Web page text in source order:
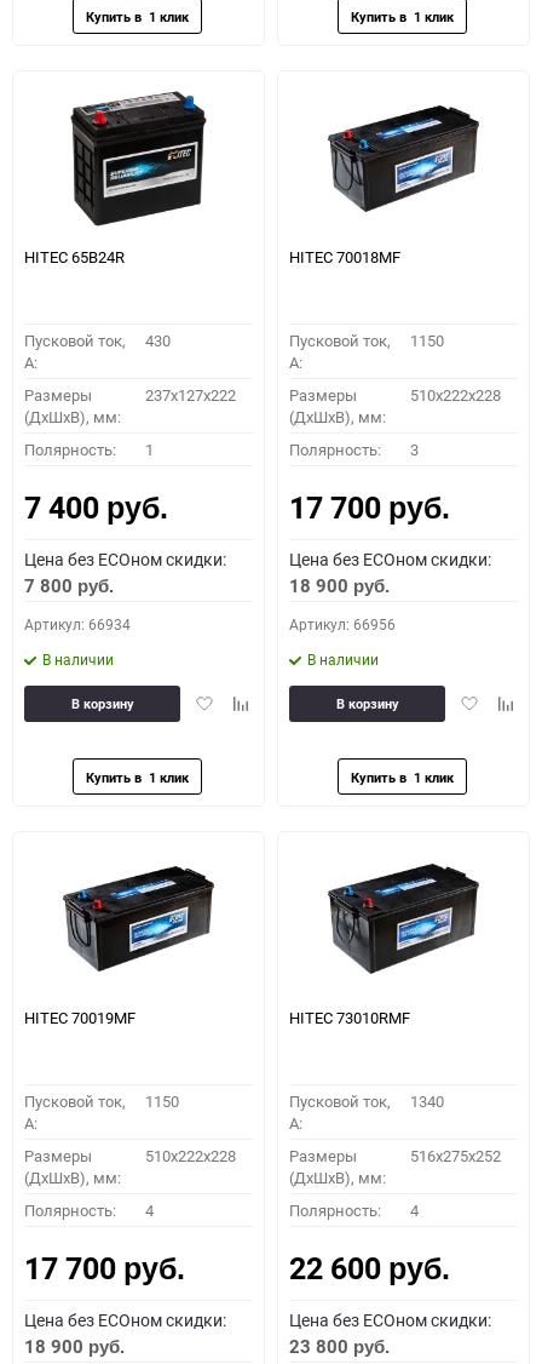
HITEC 65B24R
Пусковой ток,
A:
430
Размеры
(ДхШхВ), мм:
237x127x222
Полярность: 1
7 400 руб.
Цена без ECOном скидки:
7 800 руб.
Артикул: 66934
В наличии
ДобавитьДобавить
В корзину
HITEC 70018MF
Пусковой ток,
A:
1150
Размеры
(ДхШхВ), мм:
510x222x228
Полярность: 3
17 700 руб.
Цена без ECOном скидки:
18 900 руб.
Артикул: 66956
В наличии
Добавить
В корзину
HITEC 70019MF
Пусковой ток,
A:
1150
Размеры
(ДхШхВ), мм:
510x222x228
Полярность: 4
17 700 руб.
Цена без ECOном скидки:
18 900 руб.
HITEC 73010RMF
Пусковой ток,
A:
1340
Размеры
(ДхШхВ), мм:
516x275x252
Полярность: 4
22 600 руб.
Цена без ECOном скидки:
23 800 руб.